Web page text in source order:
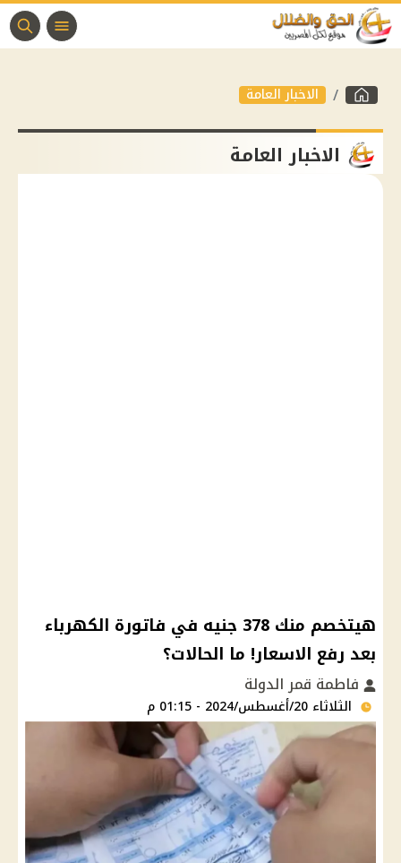
الاخبار العامة
الاخبار العامة
هيتخصم منك 378 جنيه في فاتورة الكهرباء
بعد رفع الاسعار! ما الحالات؟
فاطمة قمر الدولة
الثلاثاء 20/أغسطس/2024 - 01:15 م